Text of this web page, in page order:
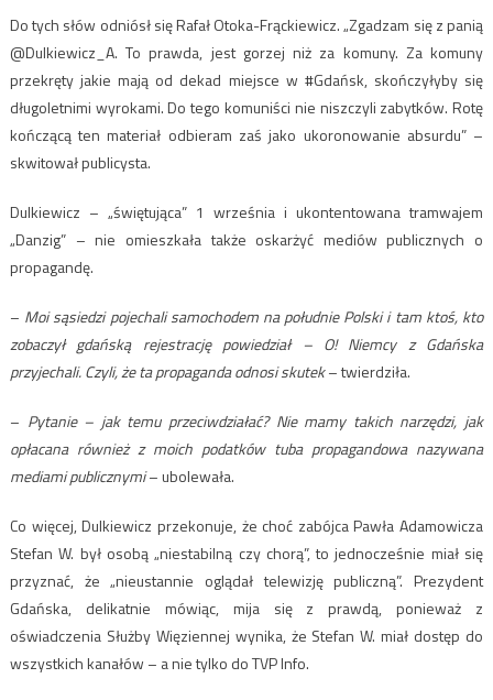
Do tych słów odniósł się Rafał Otoka-Frąckiewicz. „Zgadzam się z panią
@Dulkiewicz_A. To prawda, jest gorzej niż za komuny. Za komuny
przekręty jakie mają od dekad miejsce w #Gdańsk, skończyłyby się
długoletnimi wyrokami. Do tego komuniści nie niszczyli zabytków. Rotę
kończącą ten materiał odbieram zaś jako ukoronowanie absurdu” –
skwitował publicysta.
Dulkiewicz – „świętująca” 1 września i ukontentowana tramwajem
„Danzig” – nie omieszkała także oskarżyć mediów publicznych o
propagandę.
– Moi sąsiedzi pojechali samochodem na południe Polski i tam ktoś, kto
zobaczył gdańską rejestrację powiedział – O! Niemcy z Gdańska
przyjechali. Czyli, że ta propaganda odnosi skutek– twierdziła.
– Pytanie – jak temu przeciwdziałać? Nie mamy takich narzędzi, jak
opłacana również z moich podatków tuba propagandowa nazywana
mediami publicznymi– ubolewała.
Co więcej, Dulkiewicz przekonuje, że choć zabójca Pawła Adamowicza
Stefan W. był osobą „niestabilną czy chorą”, to jednocześnie miał się
przyznać, że „nieustannie oglądał telewizję publiczną”. Prezydent
Gdańska, delikatnie mówiąc, mija się z prawdą, ponieważ z
oświadczenia Służby Więziennej wynika, że Stefan W. miał dostęp do
wszystkich kanałów – a nie tylko do TVP Info.